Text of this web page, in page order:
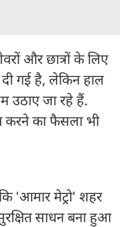
और छात्रों के लिए
गई है, लेकिन हाल
उठाए जा रहे हैं.
करने का फैसला भी
'आमार मेट्रो' शहर
साधन बना हुआ